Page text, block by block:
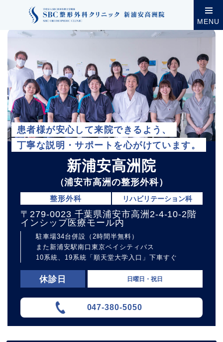
MENU
クリニック案内 新浦安高洲院（浦安市高洲の整形外科）
患者様が安心して来院できるよう、
丁寧な説明・サポートを心がけています。
新浦安高洲院
（浦安市高洲の整形外科）
整形外科 リハビリテーション科
〒279-0023 千葉県浦安市高洲2-4-10-2階
インシップ医療モール内
駐車場34台併設（2時間半無料）
また新浦安駅南口東京ベイシティバス
10系統、19系統「順天堂大学入口」下車すぐ
休診日 日曜日・祝日
047-380-5050